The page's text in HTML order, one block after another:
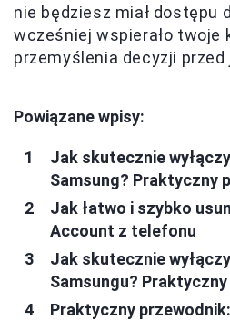
nie będziesz miał dostępu
wcześniej wspierało twoje
przemyślenia decyzji przed
Powiązane wpisy:
Jak skutecznie
Samsung? Praktyczny
Jak łatwo i szybko
Account z telefonu
Jak skutecznie
Samsungu?
Praktyczny